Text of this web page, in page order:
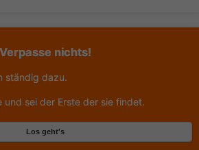
Verpasse nichts!
ständig dazu.
und sei der Erste der sie findet.
Los geht's